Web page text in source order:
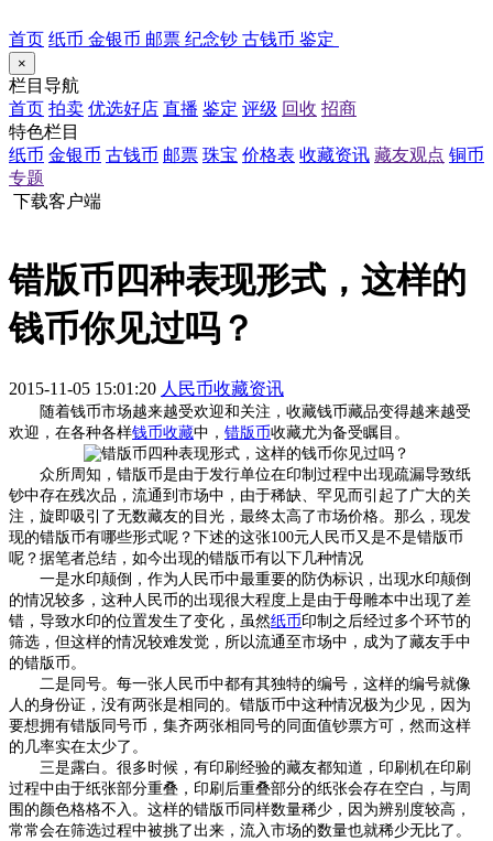
首页 纸币 金银币 邮票 纪念钞 古钱币 鉴定
×
栏目导航
首页 拍卖 优选好店 直播 鉴定 评级 回收 招商
特色栏目
纸币 金银币 古钱币 邮票 珠宝 价格表 收藏资讯 藏友观点 铜币
专题
下载客户端
错版币四种表现形式，这样的
钱币你见过吗？
2015-11-05 15:01:20 人民币收藏资讯
随着钱币市场越来越受欢迎和关注，收藏钱币藏品变得越来越受
欢迎，在各种各样钱币收藏中， 错版币收藏尤为备受瞩目。
众所周知，错版币是由于发行单位在印制过程中出现疏漏导致纸
钞中存在残次品，流通到市场中，由于稀缺、罕见而引起了广大的关
注，旋即吸引了无数藏友的目光，最终太高了市场价格。那么，现发
现的错版币有哪些形式呢？下述的这张100元人民币又是不是错版币
呢？据笔者总结，如今出现的错版币有以下几种情况
一是水印颠倒，作为人民币中最重要的防伪标识，出现水印颠倒
的情况较多，这种人民币的出现很大程度上是由于母雕本中出现了差
错，导致水印的位置发生了变化，虽然纸币印制之后经过多个环节的
筛选，但这样的情况较难发觉，所以流通至市场中，成为了藏友手中
的错版币。
二是同号。每一张人民币中都有其独特的编号，这样的编号就像
人的身份证，没有两张是相同的。错版币中这种情况极为少见，因为
要想拥有错版同号币，集齐两张相同号的同面值钞票方可，然而这样
的几率实在太少了。
三是露白。很多时候，有印刷经验的藏友都知道，印刷机在印刷
过程中由于纸张部分重叠，印刷后重叠部分的纸张会存在空白，与周
围的颜色格格不入。这样的错版币同样数量稀少，因为辨别度较高，
常常会在筛选过程中被挑了出来，流入市场的数量也就稀少无比了。